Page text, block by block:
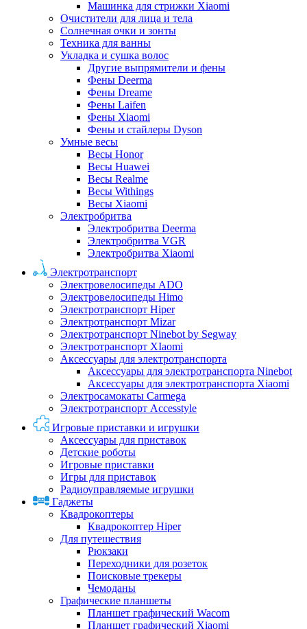
Машинка для стрижки Xiaomi
Очистители для лица и тела
Солнечная очки и зонты
Техника для ванны
Укладка и сушка волос
Другие выпрямители и фены
Фены Deerma
Фены Dreame
Фены Laifen
Фены Xiaomi
Фены и стайлеры Dyson
Умные весы
Весы Honor
Весы Huawei
Весы Realme
Весы Withings
Весы Xiaomi
Электробритва
Электробритва Deerma
Электробритва VGR
Электробритва Xiaomi
Электротранспорт
Электровелосипеды ADO
Электровелосипеды Himo
Электротранспорт Hiper
Электротранспорт Mizar
Электротранспорт Ninebot by Segway
Электротранспорт XIaomi
Аксессуары для электротранспорта
Аксессуары для электротранспорта Ninebot
Аксессуары для электротранспорта Xiaomi
Электросамокаты Carmega
Электротранспорт Accesstyle
Игровые приставки и игрушки
Аксессуары для приставок
Детские роботы
Игровые приставки
Игры для приставок
Радиоуправляемые игрушки
Гаджеты
Квадрокоптеры
Квадрокоптер Hiper
Для путешествия
Рюкзаки
Переходники для розеток
Поисковые трекеры
Чемоданы
Графические планшеты
Планшет графический Wacom
Планшет графический Xiaomi